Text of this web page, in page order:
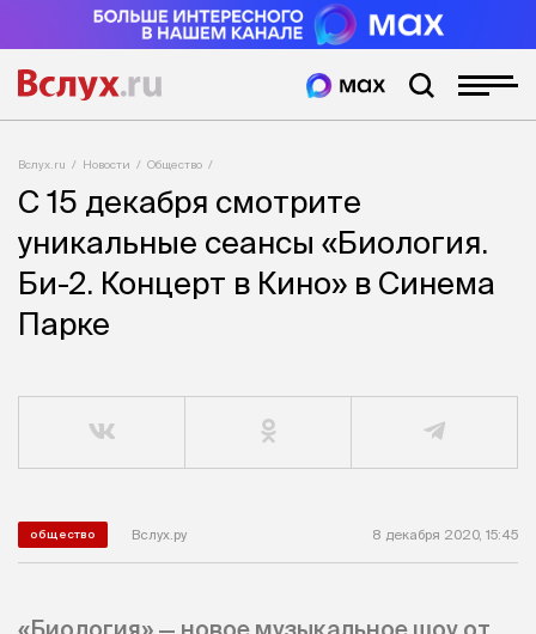
Вслух.ru Новости Общество
С 15 декабря смотрите
уникальные сеансы «Биология.
Би-2. Концерт в Кино» в Синема
Парке
общество Вслух.ру 8 декабря 2020, 15:45
«Биология» — новое музыкальное шоу от